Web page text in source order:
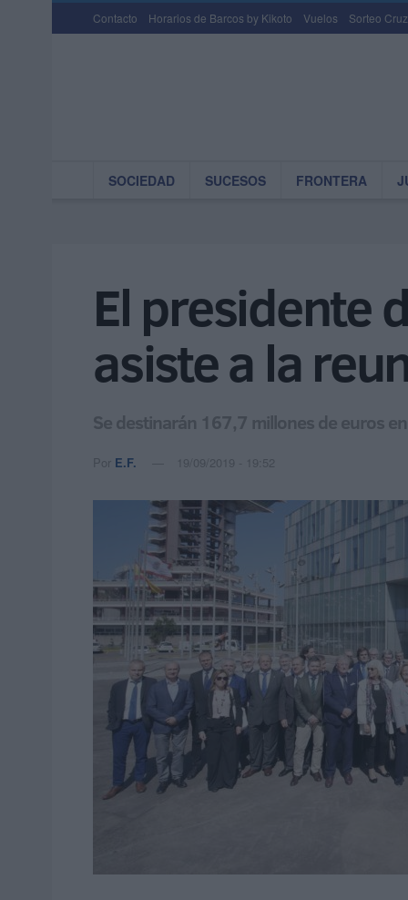
Contacto Horarios de Barcos by Kikoto Vuelos Sorteo
SOCIEDAD SUCESOS FRONTERA
El presidente
asiste a la
Se destinarán 167,7 millones de euros
Por E.F. 19/09/2019 - 19:52